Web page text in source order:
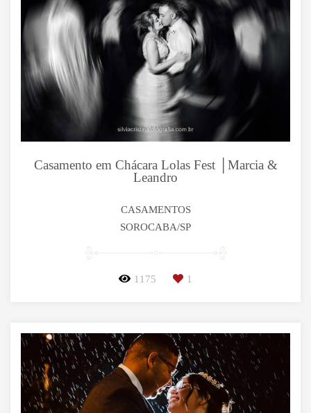
Casamento em Chácara Lolas Fest │Marcia &
Leandro
CASAMENTOS
SOROCABA/SP
1175 1